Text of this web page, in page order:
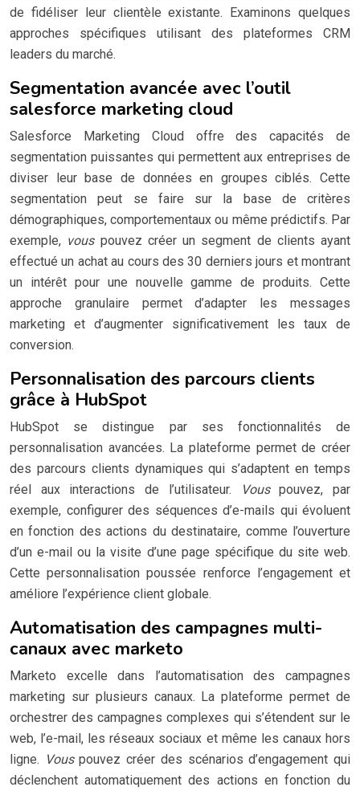
de fidéliser leur clientèle existante. Examinons quelques
approches spécifiques utilisant des plateformes CRM
leaders du marché.
Segmentation avancée avec l’outil
salesforce marketing cloud
Salesforce Marketing Cloud offre des capacités de
segmentation puissantes qui permettent aux entreprises de
diviser leur base de données en groupes ciblés. Cette
segmentation peut se faire sur la base de critères
démographiques, comportementaux ou même prédictifs. Par
exemple, vous pouvez créer un segment de clients ayant
effectué un achat au cours des 30 derniers jours et montrant
un intérêt pour une nouvelle gamme de produits. Cette
approche granulaire permet d’adapter les messages
marketing et d’augmenter significativement les taux de
conversion.
Personnalisation des parcours clients
grâce à HubSpot
HubSpot se distingue par ses fonctionnalités de
personnalisation avancées. La plateforme permet de créer
des parcours clients dynamiques qui s’adaptent en temps
réel aux interactions de l’utilisateur.
Vouspouvez, par
exemple, configurer des séquences d’e-mails qui évoluent
en fonction des actions du destinataire, comme l’ouverture
d’un e-mail ou la visite d’une page spécifique du site web.
Cette personnalisation poussée renforce l’engagement et
améliore l’expérience client globale.
Automatisation des campagnes multi-
canaux avec marketo
Marketo excelle dans l’automatisation des campagnes
marketing sur plusieurs canaux. La plateforme permet de
orchestrer des campagnes complexes qui s’étendent sur le
web, l’e-mail, les réseaux sociaux et même les canaux hors
ligne. Vouspouvez créer des scénarios d’engagement qui
déclenchent automatiquement des actions en fonction du